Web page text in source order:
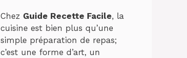
Chez Guide Recette Facile, la
cuisine est bien plus qu’une
simple préparation de repas;
c’est une forme d’art, un